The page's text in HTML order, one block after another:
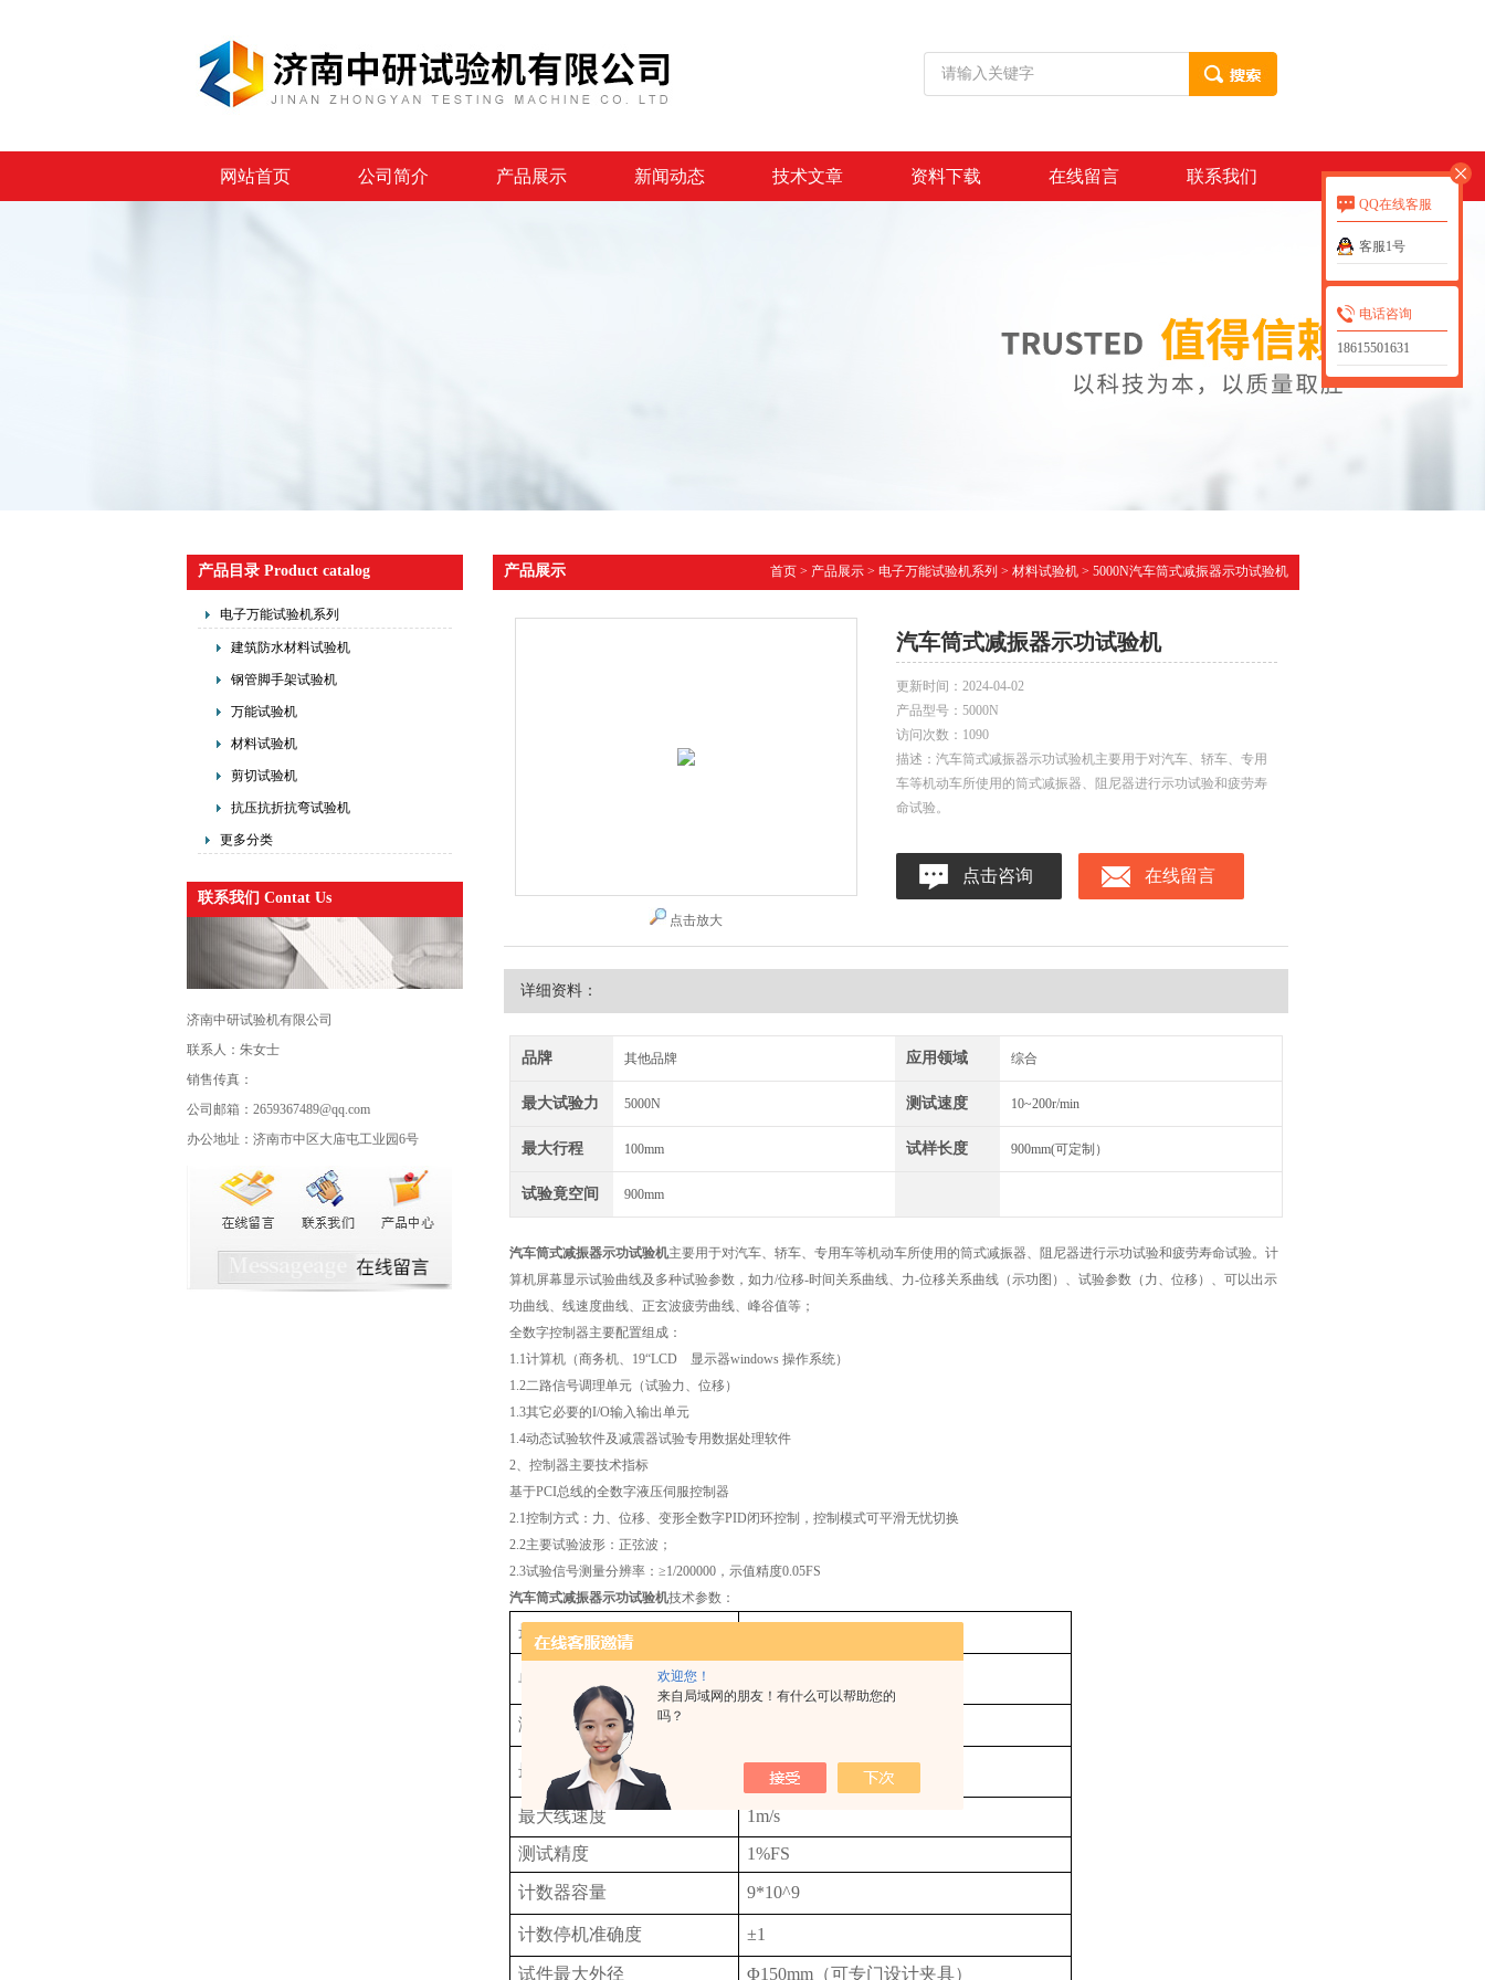
欢迎您！
来自局域网的朋友！有什么可以帮助您的
吗？
网站首页 公司简介 产品展示 新闻动态 技术文章 资料下载 在线留言 联系我们
产品目录 Product catalog
电子万能试验机系列
建筑防水材料试验机
钢管脚手架试验机
万能试验机
材料试验机
剪切试验机
抗压抗折抗弯试验机
更多分类
联系我们 Contat Us
济南中研试验机有限公司
联系人：朱女士
销售传真：
公司邮箱：2659367489@qq.com
办公地址：济南市中区大庙屯工业园6号
产品展示 首页> 产品展示> 电子万能试验机系列 > 材料试验机> 5000N汽车筒式减振器示功试验机
点击放大
汽车筒式减振器示功试验机
更新时间： 2024-04-02
产品型号： 5000N
访问次数： 1090
描述：汽车筒式减振器示功试验机主要用于对汽车、轿车、专用
车等机动车所使用的筒式减振器、阻尼器进行示功试验和疲劳寿
命试验。
点击咨询 在线留言
详细资料：
品牌 其他品牌 应用领域 综合
最大试验力 5000N 测试速度 10~200r/min
最大行程 100mm 试样长度 900mm(可定制）
试验竟空间 900mm
汽车筒式减振器示功试验机主要用于对汽车、轿车、专用车等机动车所使用的筒式减振器、阻尼器进行示功试验和疲劳寿命试验。计
算机屏幕显示试验曲线及多种试验参数，如力/位移-时间关系曲线、力-位移关系曲线（示功图）、试验参数（力、位移）、可以出示
功曲线、线速度曲线、正玄波疲劳曲线、峰谷值等；
全数字控制器主要配置组成：
1.1计算机（商务机、19“LCD 显示器windows 操作系统）
1.2二路信号调理单元（试验力、位移）
1.3其它必要的I/O输入输出单元
1.4动态试验软件及减震器试验专用数据处理软件
2、控制器主要技术指标
基于PCI总线的全数字液压伺服控制器
2.1控制方式：力、位移、变形全数字PID闭环控制，控制模式可平滑无忧切换
2.2主要试验波形：正弦波；
2.3试验信号测量分辨率：≥1/200000，示值精度0.05FS
汽车筒式减振器示功试验机技术参数：
最大试验力
单工位最大试验力
测试速度
最大行程 100mm
最大线速度
1m/s
测试精度
1%FS
计数器容量 9*10^9
计数停机准确度 ±1
试件最大外径 Φ150mm（可专门设计夹具）
QQ在线客服
客服1号
电话咨询
18615501631